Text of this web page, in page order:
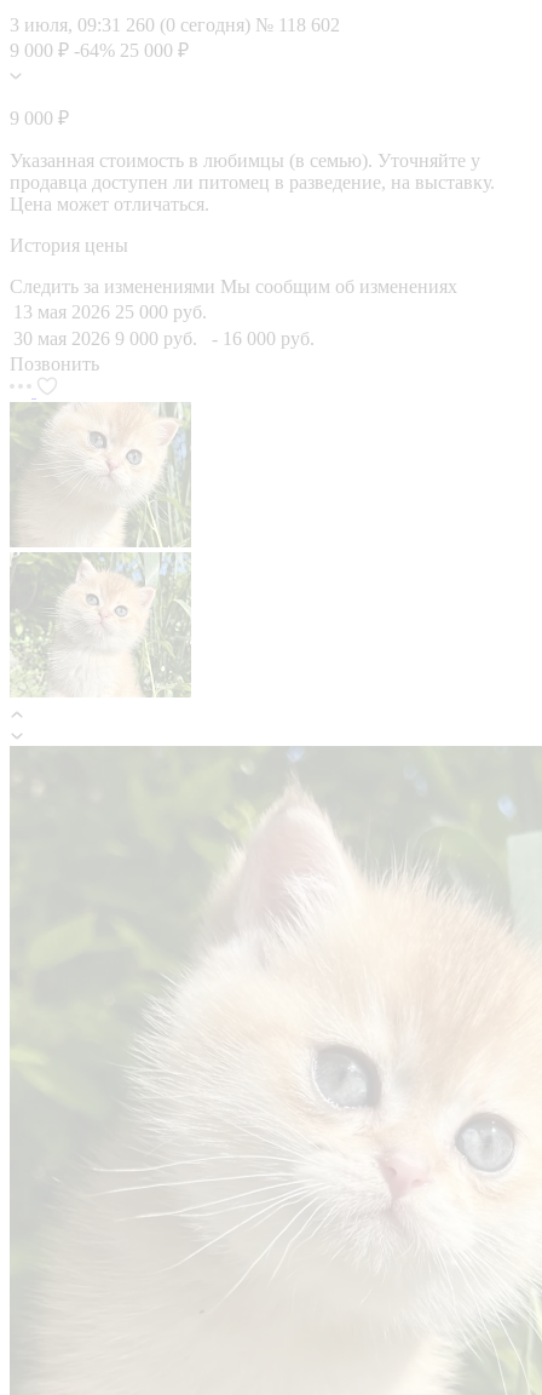
3 июля, 09:31 260 (0 сегодня) № 118 602
9 000 ₽ -64% 25 000 ₽
9 000 ₽
Указанная стоимость в любимцы (в семью). Уточняйте у
продавца доступен ли питомец в разведение, на выставку.
Цена может отличаться.
История цены
Следить за изменениями Мы сообщим об изменениях
13 мая 2026 25 000 руб.
30 мая 2026 9 000 руб.
- 16 000 руб.
Позвонить